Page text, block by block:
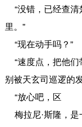
“没错，已经查清
里。”
“现在动手吗？”
“速度点，把他们
别被天玄司巡逻的
“放心吧，区
梅拉尼·斯隆，是